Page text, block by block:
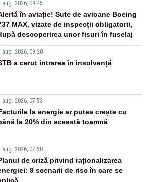
aug. 2026, 09:45
în aviație! Sute de avioane Boeing
MAX, vizate de inspecții obligatorii,
descoperirea unor fisuri în fuselaj
aug. 2026, 09:20
a cerut intrarea în insolvență
aug. 2026, 07:53
la energie ar putea crește cu
la 20% din această toamnă
aug. 2026, 07:50
de criză privind raționalizarea
9 scenarii de risc în care se